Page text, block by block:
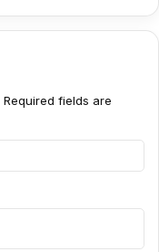
Required fields are